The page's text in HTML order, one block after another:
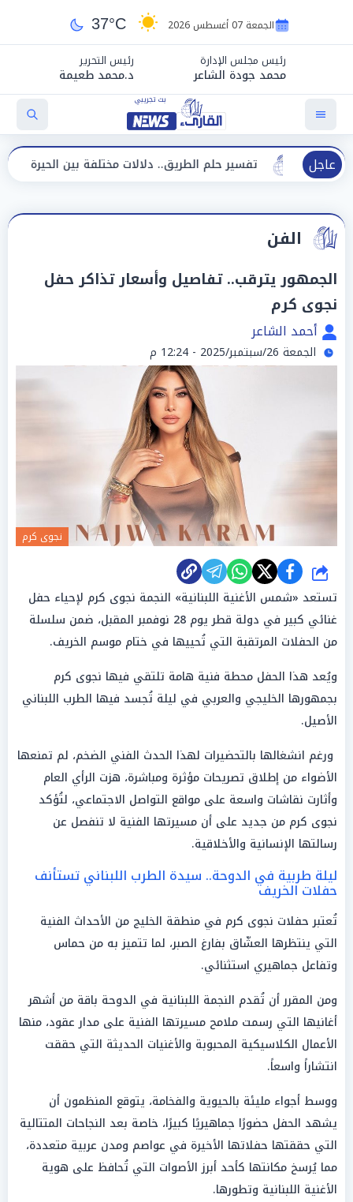
الجمعة 07 أغسطس 2026 37°C
رئيس مجلس الإدارة
محمد جودة الشاعر
رئيس التحرير
د.محمد طعيمة
عاجلتفسير حلم الطريق.. دلالات مختلفة بين الحيرة وبداية مرحلة
الفن
الجمهور يترقب.. تفاصيل وأسعار تذاكر حفل
نجوى كرم
أحمد الشاعر
الجمعة 26/سبتمبر/2025 - 12:24 م
نجوى كرم
شارك
تستعد «شمس الأغنية اللبنانية» النجمة نجوى كرم لإحياء حفل
غنائي كبير في دولة قطر يوم 28 نوفمبر المقبل، ضمن سلسلة
من الحفلات المرتقبة التي تُحييها في ختام موسم الخريف.
ويُعد هذا الحفل محطة فنية هامة تلتقي فيها نجوى كرم
بجمهورها الخليجي والعربي في ليلة تُجسد فيها الطرب اللبناني
الأصيل.
ورغم انشغالها بالتحضيرات لهذا الحدث الفني الضخم، لم تمنعها
الأضواء من إطلاق تصريحات مؤثرة ومباشرة، هزت الرأي العام
وأثارت نقاشات واسعة على مواقع التواصل الاجتماعي، لتُؤكد
نجوى كرم من جديد على أن مسيرتها الفنية لا تنفصل عن
رسالتها الإنسانية والأخلاقية.
ليلة طربية في الدوحة.. سيدة الطرب اللبناني تستأنف
حفلات الخريف
تُعتبر حفلات نجوى كرم في منطقة الخليج من الأحداث الفنية
التي ينتظرها العشّاق بفارغ الصبر، لما تتميز به من حماس
وتفاعل جماهيري استثنائي.
ومن المقرر أن تُقدم النجمة اللبنانية في الدوحة باقة من أشهر
أغانيها التي رسمت ملامح مسيرتها الفنية على مدار عقود، منها
الأعمال الكلاسيكية المحبوبة والأغنيات الحديثة التي حققت
انتشاراً واسعاً.
ووسط أجواء مليئة بالحيوية والفخامة، يتوقع المنظمون أن
يشهد الحفل حضورًا جماهيريًا كبيرًا، خاصة بعد النجاحات المتتالية
التي حققتها حفلاتها الأخيرة في عواصم ومدن عربية متعددة،
مما يُرسخ مكانتها كأحد أبرز الأصوات التي تُحافظ على هوية
الأغنية اللبنانية وتطورها.